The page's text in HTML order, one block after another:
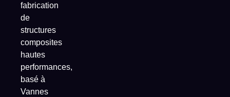
fabrication
de
structures
composites
hautes
performances,
basé à
Vannes